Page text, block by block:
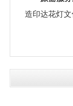
造印达花灯